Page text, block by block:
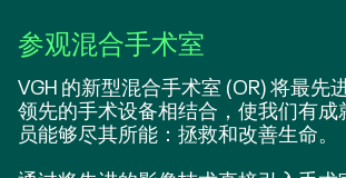
参观混合手术室
VGH 的新型混合手术室 (OR) 将最先
领先的手术设备相结合，使我们有成
员能够尽其所能：拯救和改善生命。